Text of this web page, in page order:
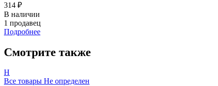
314 ₽
В наличии
1 продавец
Подробнее
Смотрите также
Н
Все товары Не определен